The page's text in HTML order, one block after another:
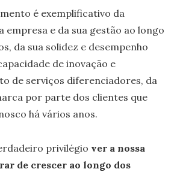
é exemplificativo da
empresa e da sua gestão ao longo
da sua solidez e desempenho
de inovação e
de serviços diferenciadores, da
por parte dos clientes que
há vários anos.
privilégio ver a nossa
de crescer ao longo dos